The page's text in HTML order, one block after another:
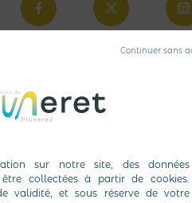
le secteur de l’Anse
le public à la Ferme
locaux et biologiques
ferme de Cromarzel et